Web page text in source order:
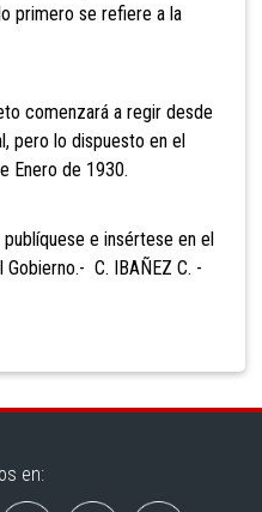
primero se refiere a la
comenzará a regir desde
pero lo dispuesto en el
Enero de 1930.
e insértese en el
C. IBAÑEZ C. -
en: